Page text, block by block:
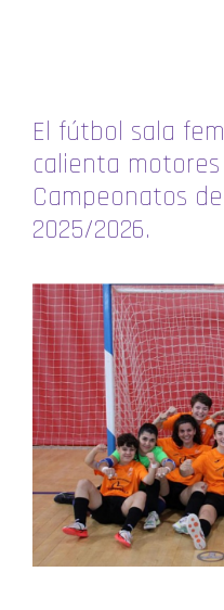
El fútbol sala
calienta
Campeonatos
2025/2026.